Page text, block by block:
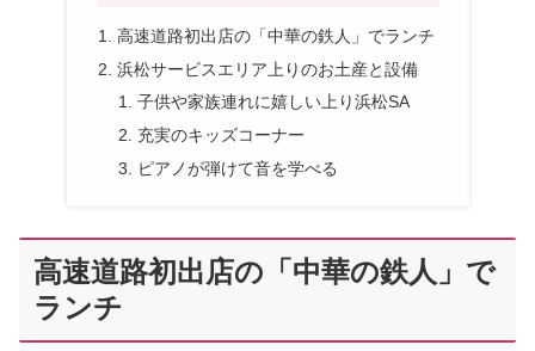
高速道路初出店の「中華の鉄人」でランチ
浜松サービスエリア上りのお土産と設備
子供や家族連れに嬉しい上り浜松SA
充実のキッズコーナー
ピアノが弾けて音を学べる
高速道路初出店の「中華の鉄人」で
ランチ